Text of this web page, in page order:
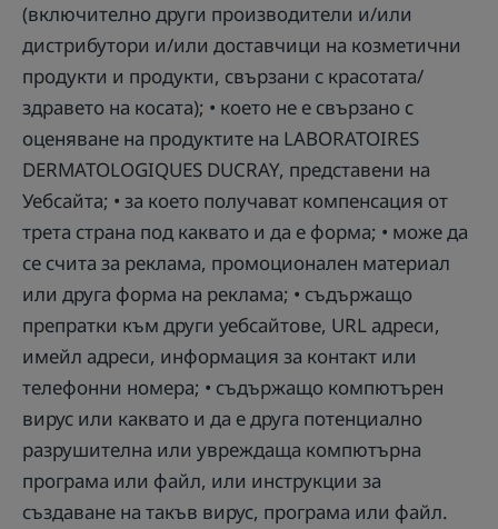
(включително други производители и/или
дистрибутори и/или доставчици на козметични
продукти и продукти, свързани с красотата/
здравето на косата); • което не е свързано с
оценяване на продуктите на LABORATOIRES
DERMATOLOGIQUES DUCRAY, представени на
Уебсайта; • за което получават компенсация от
трета страна под каквато и да е форма; • може да
се счита за реклама, промоционален материал
или друга форма на реклама; • съдържащо
препратки към други уебсайтове, URL адреси,
имейл адреси, информация за контакт или
телефонни номера; • съдържащо компютърен
вирус или каквато и да е друга потенциално
разрушителна или увреждаща компютърна
програма или файл, или инструкции за
създаване на такъв вирус, програма или файл.